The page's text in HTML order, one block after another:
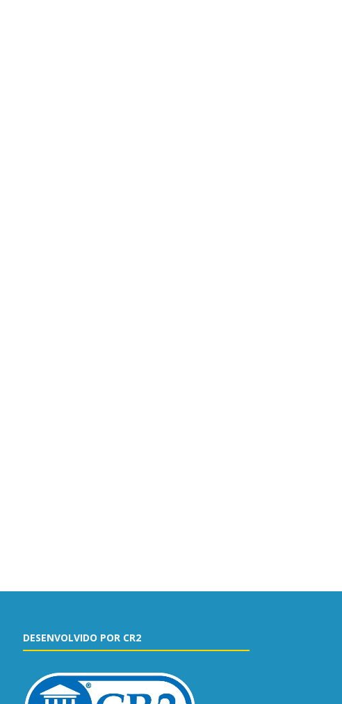
DESENVOLVIDO POR CR2